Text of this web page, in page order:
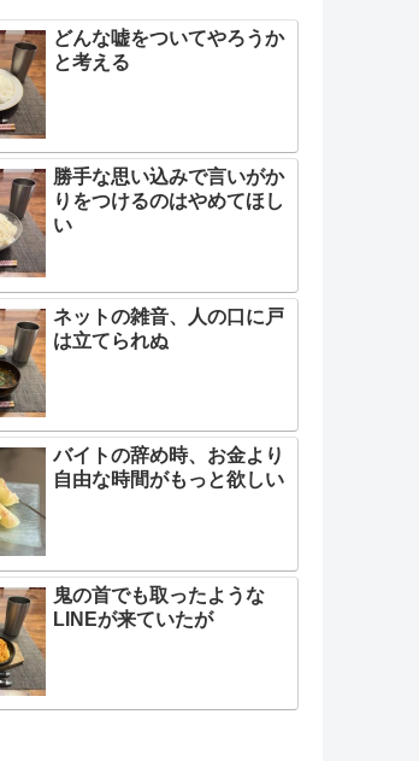
どんな嘘をついてやろうか
と考える
勝手な思い込みで言いがか
りをつけるのはやめてほし
い
ネットの雑音、人の口に戸
は立てられぬ
バイトの辞め時、お金より
自由な時間がもっと欲しい
鬼の首でも取ったような
LINEが来ていたが